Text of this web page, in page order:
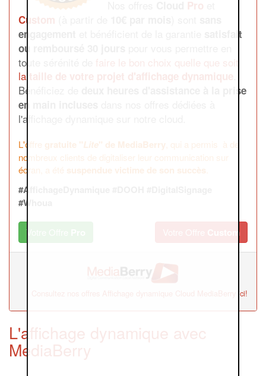
Pro
Custom
engagement
satisfait
ou remboursé 30 jours
toute sérénité de faire le bon choix quelle que soit
la taille de votre projet d'affichage dynamique
Bénéficiez de
deux heures d'assistance à la prise
en main incluses
l'affichage dynamique sur notre cloud.
L'offre gratuite "Lite" de MediaBerry , qui a permis à de
nombreux clients de digitaliser leur communication sur
écran, a été suspendue victime de son succès
#AffichageDynamique #DOOH #DigitalSignage
#Whoua
Votre Offre Custom
Consultez nos offres Affichage dynamique Cloud MediaBerry ici!
L'affichage dynamique avec
MediaBerry